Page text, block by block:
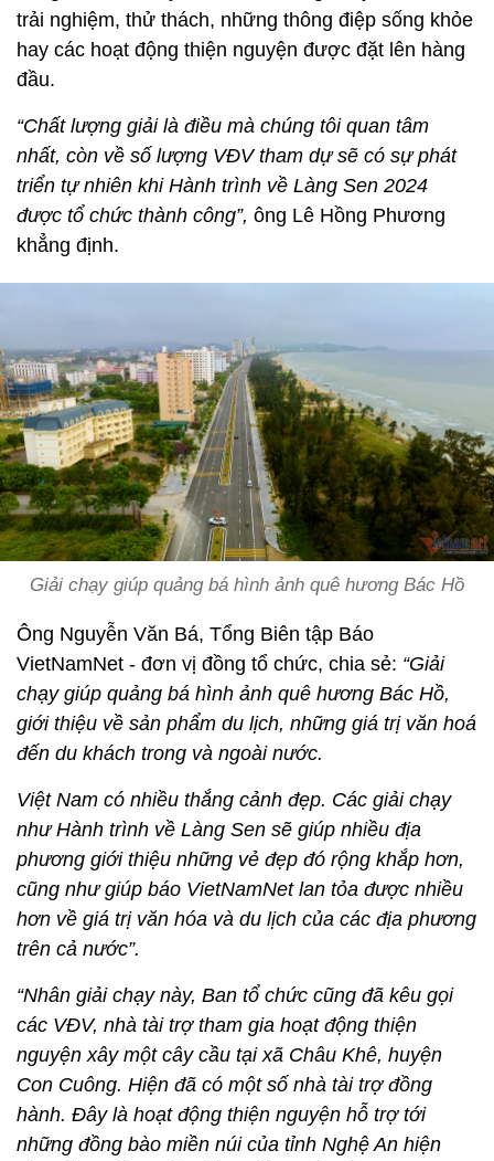
trải nghiệm, thử thách, những thông điệp sống khỏe
hay các hoạt động thiện nguyện được đặt lên hàng
đầu.
“Chất lượng giải là điều mà chúng tôi quan tâm
nhất, còn về số lượng VĐV tham dự sẽ có sự phát
triển tự nhiên khi Hành trình về Làng Sen 2024
được tổ chức thành công”, ông Lê Hồng Phương
khẳng định.
Giải chạy giúp quảng bá hình ảnh quê hương Bác Hồ
Ông Nguyễn Văn Bá, Tổng Biên tập Báo
VietNamNet - đơn vị đồng tổ chức, chia sẻ: “Giải
chạy giúp quảng bá hình ảnh quê hương Bác Hồ,
giới thiệu về sản phẩm du lịch, những giá trị văn hoá
đến du khách trong và ngoài nước.
Việt Nam có nhiều thắng cảnh đẹp. Các giải chạy
như Hành trình về Làng Sen sẽ giúp nhiều địa
phương giới thiệu những vẻ đẹp đó rộng khắp hơn,
cũng như giúp báo VietNamNet lan tỏa được nhiều
hơn về giá trị văn hóa và du lịch của các địa phương
trên cả nước”.
“Nhân giải chạy này, Ban tổ chức cũng đã kêu gọi
các VĐV, nhà tài trợ tham gia hoạt động thiện
nguyện xây một cây cầu tại xã Châu Khê, huyện
Con Cuông. Hiện đã có một số nhà tài trợ đồng
hành. Đây là hoạt động thiện nguyện hỗ trợ tới
những đồng bào miền núi của tỉnh Nghệ An hiện